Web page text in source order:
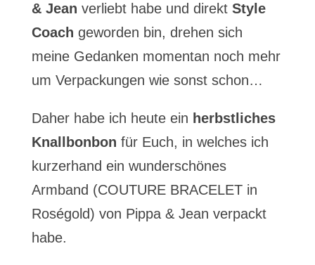
& Jean verliebt habe und direkt Style
Coach geworden bin, drehen sich
meine Gedanken momentan noch mehr
um Verpackungen wie sonst schon…
Daher habe ich heute ein herbstliches
Knallbonbon für Euch, in welches ich
kurzerhand ein wunderschönes
Armband (COUTURE BRACELET in
Roségold) von Pippa & Jean verpackt
habe.